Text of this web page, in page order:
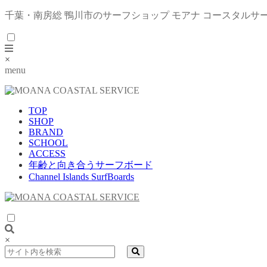
千葉・南房総 鴨川市のサーフショップ モアナ コースタルサ
×
menu
TOP
SHOP
BRAND
SCHOOL
ACCESS
年齢と向き合うサーフボード
Channel Islands SurfBoards
×